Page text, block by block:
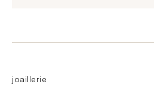
joaillerie